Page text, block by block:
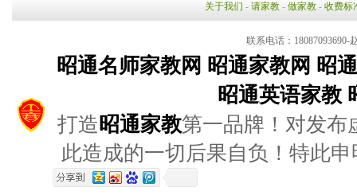
关于我们 - 请家教 - 做家教 - 收费标
联系电话：18087093690-
昭通名师家教网 昭通家教网 昭
昭通英语家教
打造 昭通家教第一品牌！对发布
此造成的一切后果自负！特此